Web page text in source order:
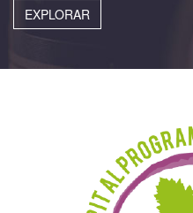
EXPLORAR